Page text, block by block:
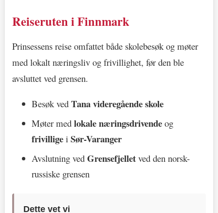
Reiseruten i Finnmark
Prinsessens reise omfattet både skolebesøk og møter
med lokalt næringsliv og frivillighet, før den ble
avsluttet ved grensen.
Besøk ved Tana videregående skole
Møter med lokale næringsdrivende og
frivillige i Sør-Varanger
Avslutning ved Grensefjellet ved den norsk-
russiske grensen
Dette vet vi